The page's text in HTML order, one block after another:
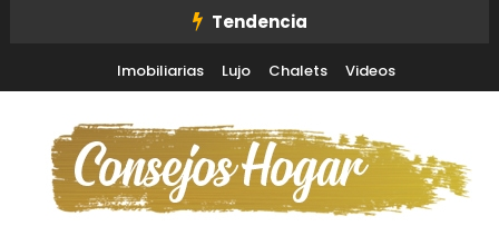
Tendencia
Imobiliarias Lujo Chalets Videos